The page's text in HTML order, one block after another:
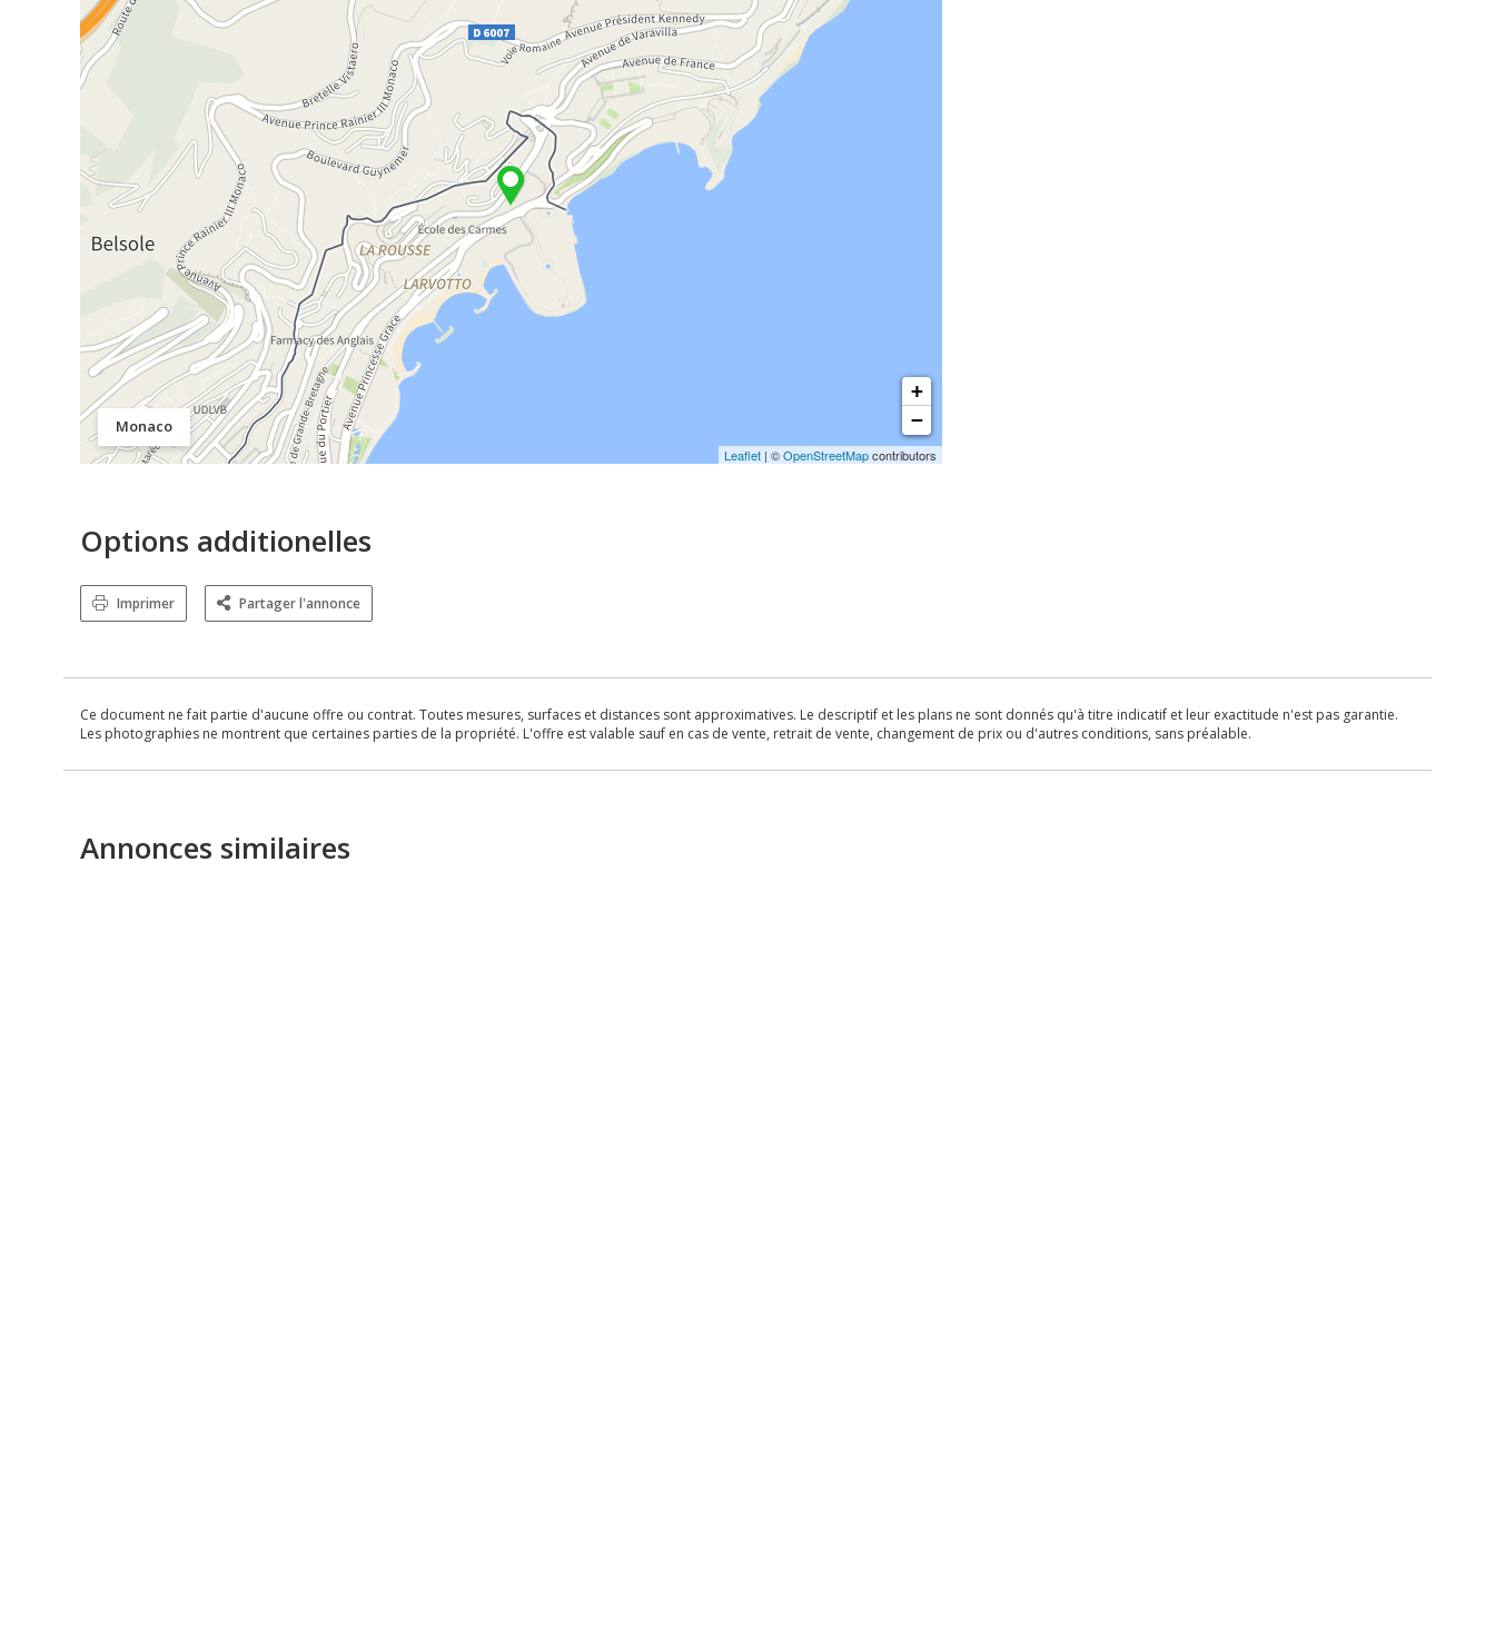
Monaco
+
−
Leaflet | ©OpenStreetMapcontributors
Options additionelles
Imprimer Partager l'annonce
Ce document ne fait partie d'aucune offre ou contrat. Toutes mesures, surfaces et distances sont approximatives. Le descriptif et les plans ne sont donnés qu'à titre indicatif et leur exactitude n'est pas garantie.
Les photographies ne montrent que certaines parties de la propriété. L'offre est valable sauf en cas de vente, retrait de vente, changement de prix ou d'autres conditions, sans préalable.
Annonces similaires